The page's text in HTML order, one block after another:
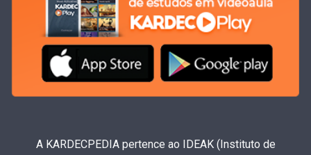
A KARDECPEDIA pertence ao IDEAK (Instituto de